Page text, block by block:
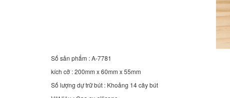
Số sản phẩm : A-7781
kích cỡ : 200mm x 60mm x 55mm
Số lượng dự trữ bút : Khoảng 14 cây bút